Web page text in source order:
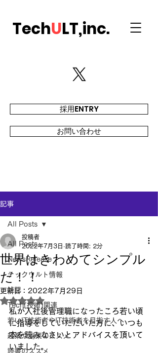
TechULT,inc.
採用ENTRY
お問い合わせ
記事
All Posts
NewsRelease
テックウルト情報
雑記
Tech(技術)関連
若いIT技術者やIT技術者を目指す人へ
起業や副業のススメ
読書のススメ
All Posts
世界はきわめてシンプル
だ！！
投稿者
2022年7月3日 読了時間: 2分
更新日： 2022年7月29日
5つ星のうちNaNと評価されています。
私が入社後管理職になったころ若い頃
に指導をしていただいた方に、いつも
本を読みなさいとアドバイスを頂いて
いました。